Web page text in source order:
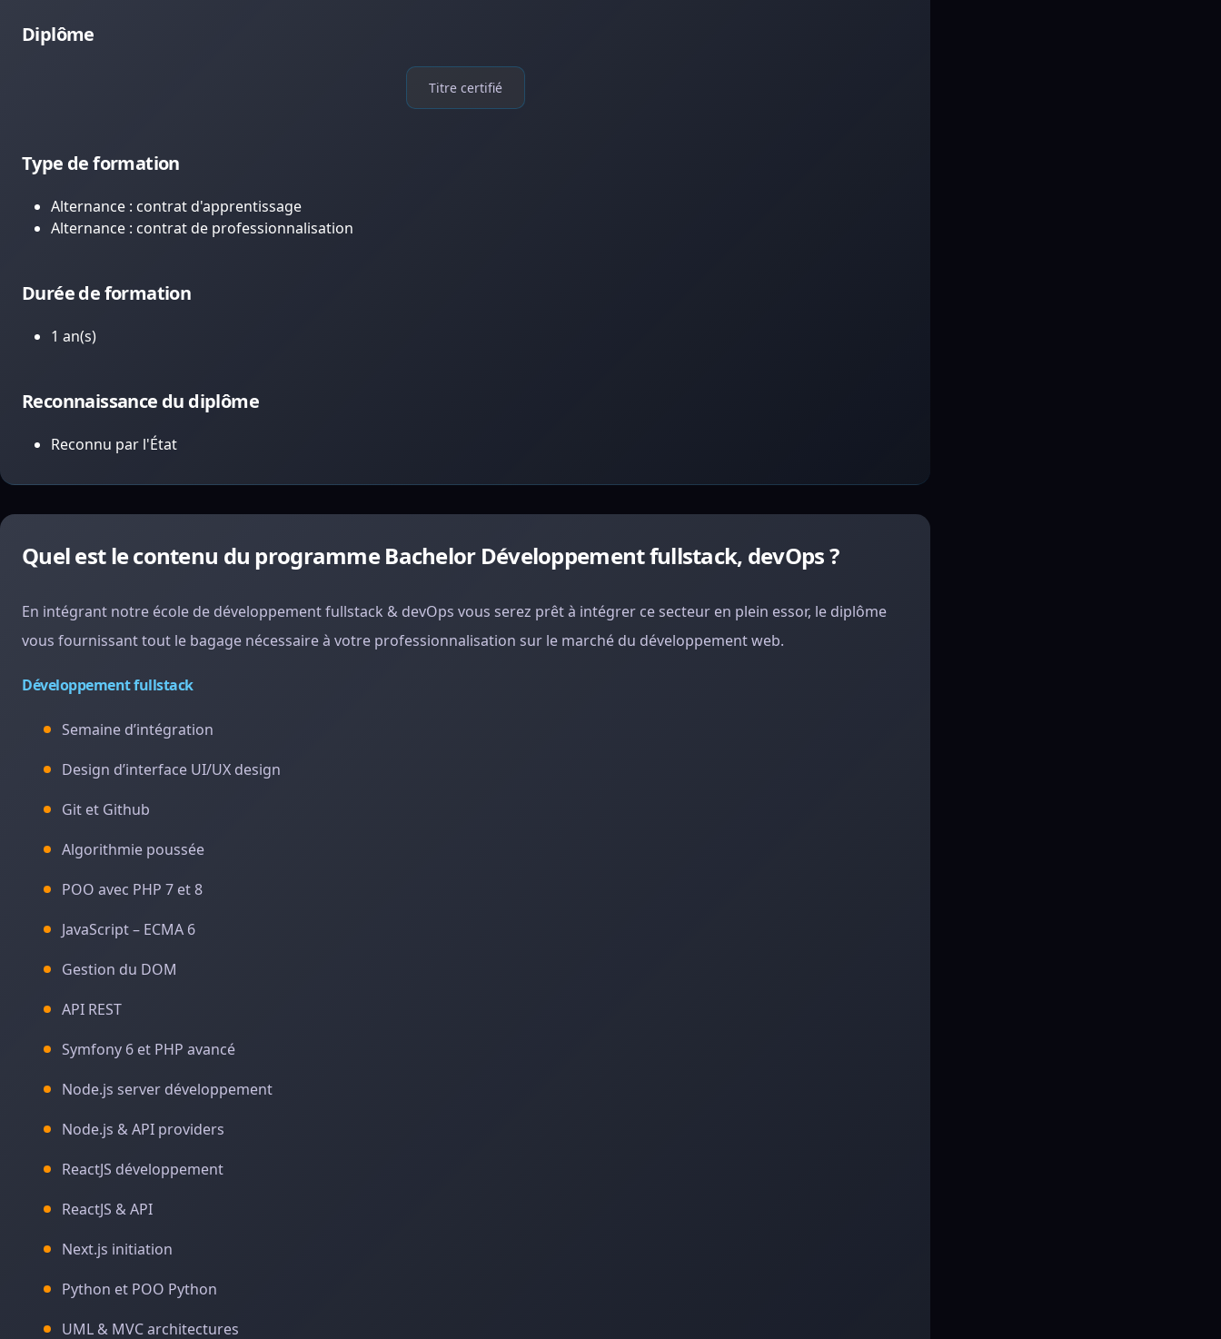
Diplôme
Titre certifié
Type de formation
Alternance : contrat d'apprentissage
Alternance : contrat de professionnalisation
Durée de formation
1 an(s)
Reconnaissance du diplôme
Reconnu par l'État
Quel est le contenu du programme Bachelor Développement fullstack, devOps ?
En intégrant notre école de développement fullstack & devOps vous serez prêt à intégrer ce secteur en plein essor, le diplôme
vous fournissant tout le bagage nécessaire à votre professionnalisation sur le marché du développement web.
Développement fullstack
Semaine d’intégration
Design d’interface UI/UX design
Git et Github
Algorithmie poussée
POO avec PHP 7 et 8
JavaScript – ECMA 6
Gestion du DOM
API REST
Symfony 6 et PHP avancé
Node.js server développement
Node.js & API providers
ReactJS développement
ReactJS & API
Next.js initiation
Python et POO Python
UML & MVC architectures